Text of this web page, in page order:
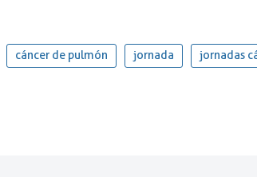
cáncer de pulmón jornada jornadas